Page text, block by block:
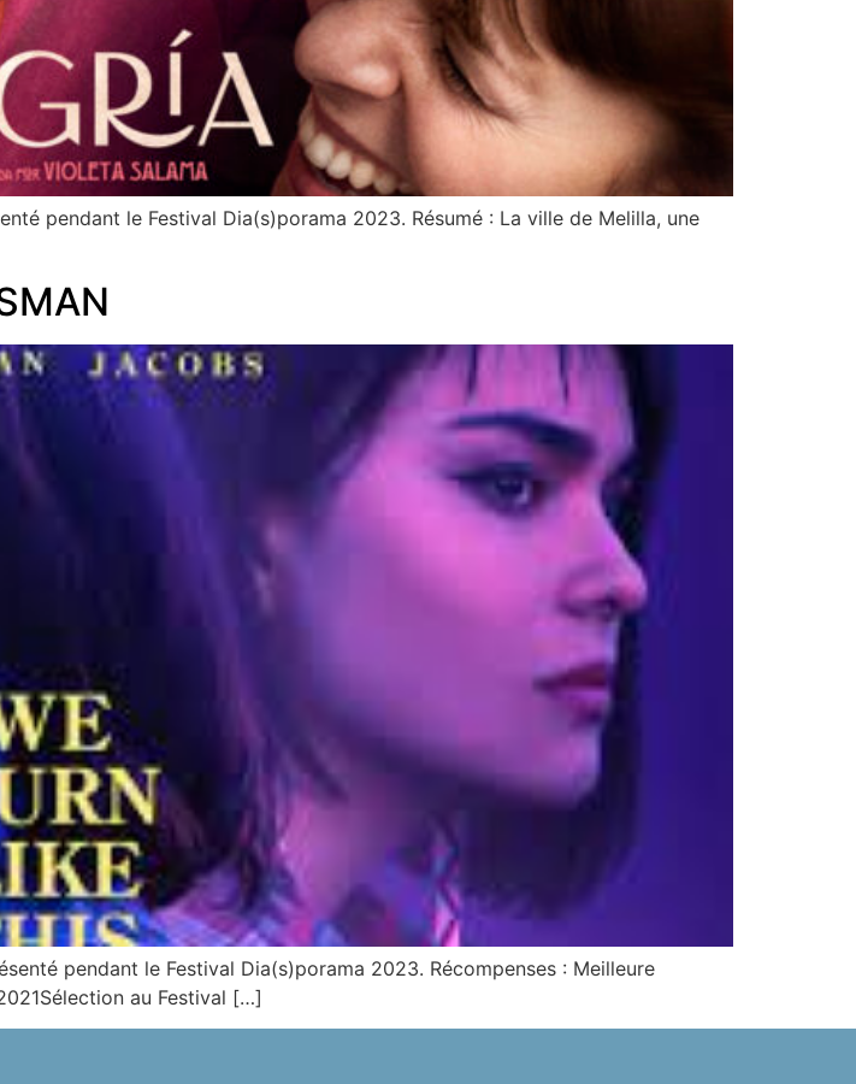
pendant le Festival Dia(s)porama 2023. Résumé : La ville de Melilla, une
pendant le Festival Dia(s)porama 2023. Récompenses : Meilleure
au Festival […]